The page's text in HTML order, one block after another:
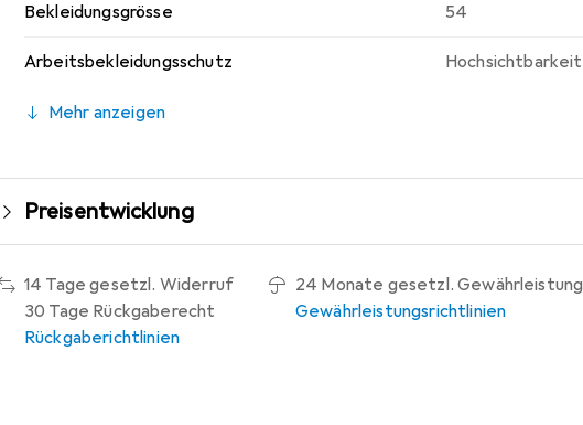
Bekleidungsgrösse 54
Arbeitsbekleidungsschutz Hochsichtbarkeit
Mehr anzeigen
Preisentwicklung
14 Tage gesetzl. Widerruf
30 Tage Rückgaberecht
Rückgaberichtlinien
24 Monate gesetzl. Gewährleistung
Gewährleistungsrichtlinien